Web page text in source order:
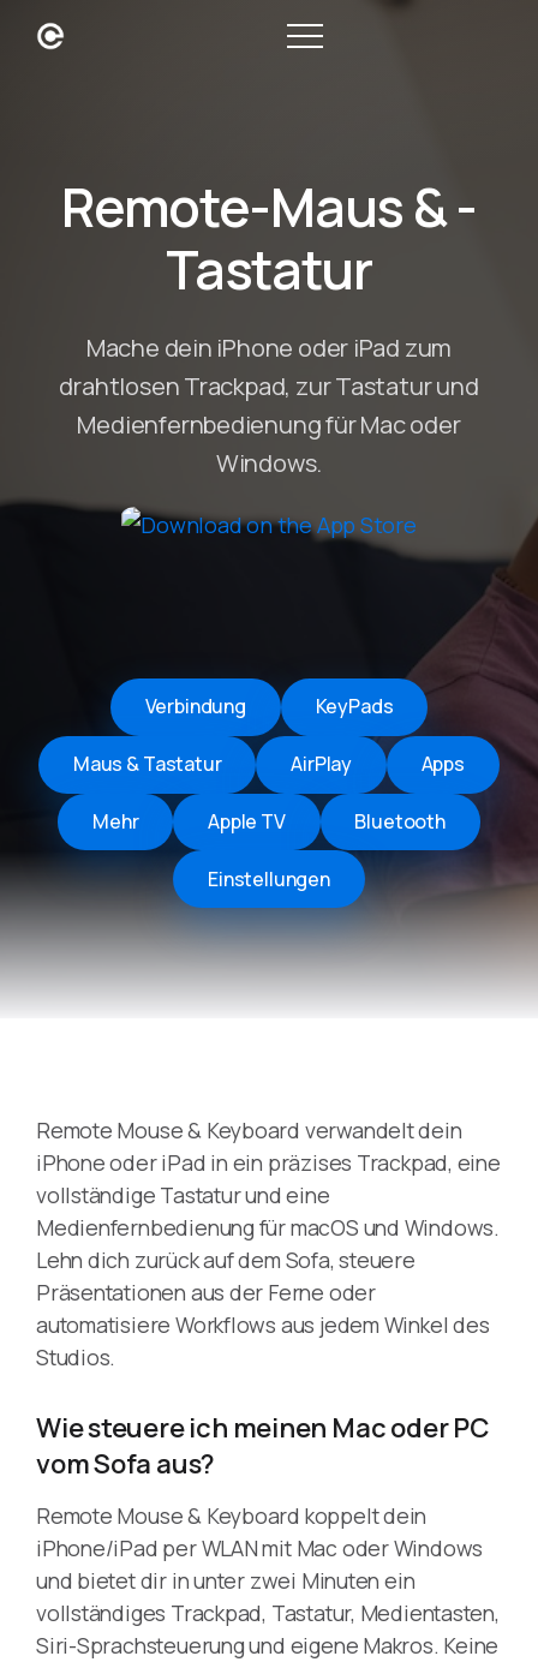
Remote-Maus & -
Tastatur
Mache dein iPhone oder iPad zum
drahtlosen Trackpad, zur Tastatur und
Medienfernbedienung für Mac oder
Windows.
Verbindung KeyPads
Maus & Tastatur AirPlay Apps
Mehr Apple TV Bluetooth
Einstellungen
Remote Mouse & Keyboard verwandelt dein
iPhone oder iPad in ein präzises Trackpad, eine
vollständige Tastatur und eine
Medienfernbedienung für macOS und Windows.
Lehn dich zurück auf dem Sofa, steuere
Präsentationen aus der Ferne oder
automatisiere Workflows aus jedem Winkel des
Studios.
Wie steuere ich meinen Mac oder PC
vom Sofa aus?
Remote Mouse & Keyboard koppelt dein
iPhone/iPad per WLAN mit Mac oder Windows
und bietet dir in unter zwei Minuten ein
vollständiges Trackpad, Tastatur, Medientasten,
Siri-Sprachsteuerung und eigene Makros. Keine